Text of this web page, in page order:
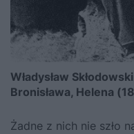
Władysław
Bronisława, Helena
Żadne z nich nie szło